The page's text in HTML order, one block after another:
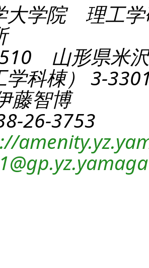
大学院 理工学
山形県米
学科棟） 3-
藤智博
26-3753